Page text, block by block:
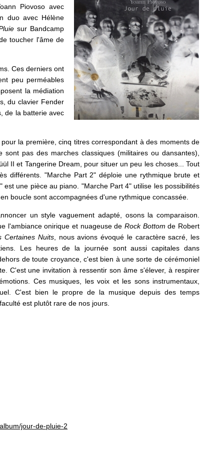
Piovoso avec
duo avec Hélène
sur Bandcamp
toucher l'âme de
Ces derniers ont
peu perméables
la médiation
du clavier Fender
de la batterie avec
la première, cinq titres correspondant à des moments de
pas des marches classiques (militaires ou dansantes),
II et Tangerine Dream, pour situer un peu les choses... Tout
différents. "Marche Part 2" déploie une rythmique brute et
une pièce au piano. "Marche Part 4" utilise les possibilités
boucle sont accompagnées d'une rythmique concassée.
un style vaguement adapté, osons la comparaison.
l'ambiance onirique et nuageuse de Rock Bottom de Robert
Certaines Nuits, nous avions évoqué le caractère sacré, les
Les heures de la journée sont aussi capitales dans
de toute croyance, c'est bien à une sorte de cérémoniel
C'est une invitation à ressentir son âme s'élever, à respirer
Ces musiques, les voix et les sons instrumentaux,
C'est bien le propre de la musique depuis des temps
est plutôt rare de nos jours.
jour-de-pluie-2